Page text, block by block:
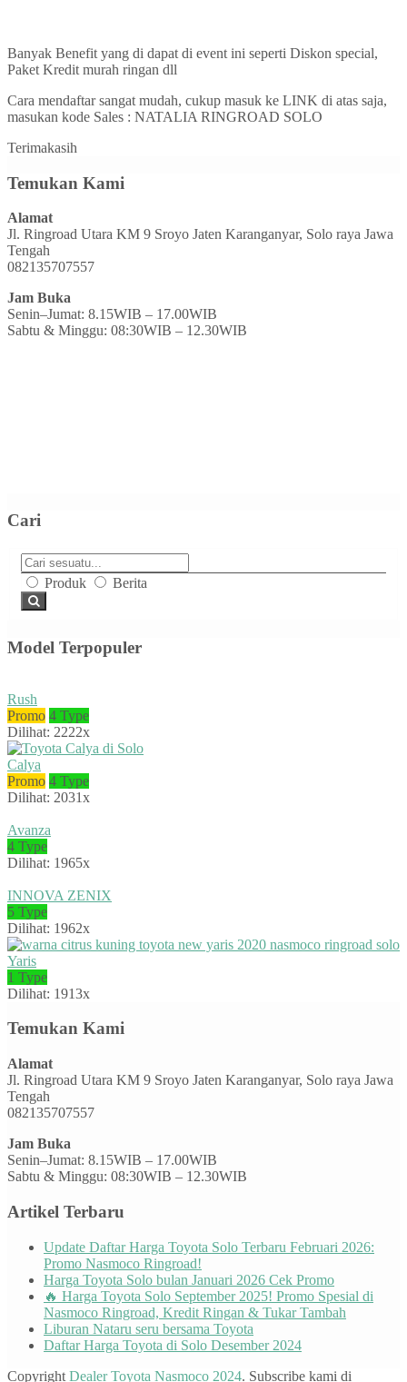
Banyak Benefit yang di dapat di event ini seperti Diskon special,
Paket Kredit murah ringan dll
Cara mendaftar sangat mudah, cukup masuk ke LINK di atas saja,
masukan kode Sales : NATALIA RINGROAD SOLO
Terimakasih
Temukan Kami
Alamat
Jl. Ringroad Utara KM 9 Sroyo Jaten Karanganyar, Solo raya Jawa
Tengah
082135707557
Jam Buka
Senin–Jumat: 8.15WIB – 17.00WIB
Sabtu & Minggu: 08:30WIB – 12.30WIB
Cari
Produk Berita
Model Terpopuler
Rush
Promo 4 Type
Dilihat: 2222x
Calya
Promo 4 Type
Dilihat: 2031x
Avanza
4 Type
Dilihat: 1965x
INNOVA ZENIX
5 Type
Dilihat: 1962x
Yaris
1 Type
Dilihat: 1913x
Temukan Kami
Alamat
Jl. Ringroad Utara KM 9 Sroyo Jaten Karanganyar, Solo raya Jawa
Tengah
082135707557
Jam Buka
Senin–Jumat: 8.15WIB – 17.00WIB
Sabtu & Minggu: 08:30WIB – 12.30WIB
Artikel Terbaru
Update Daftar Harga Toyota Solo Terbaru Februari 2026:
Promo Nasmoco Ringroad!
Harga Toyota Solo bulan Januari 2026 Cek Promo
🔥 Harga Toyota Solo September 2025! Promo Spesial di
Nasmoco Ringroad, Kredit Ringan & Tukar Tambah
Liburan Nataru seru bersama Toyota
Daftar Harga Toyota di Solo Desember 2024
Copyright Dealer Toyota Nasmoco 2024. Subscribe kami di